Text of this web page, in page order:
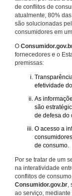
de conflitos de
atualmente, 80%
são solucionadas
consumidores em
O
fornecedores e o
premissas:
efetividade
As
são
de defesa do
O acesso a
de consumo.
Por se tratar de um
na interatividade
conflitos de
Consumidor.gov.br,
ao serviço,